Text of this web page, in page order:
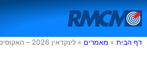
דף הבית » מאמרים » לינקדאין 2026 – האקוסיסטם של הידע B2B\B2C